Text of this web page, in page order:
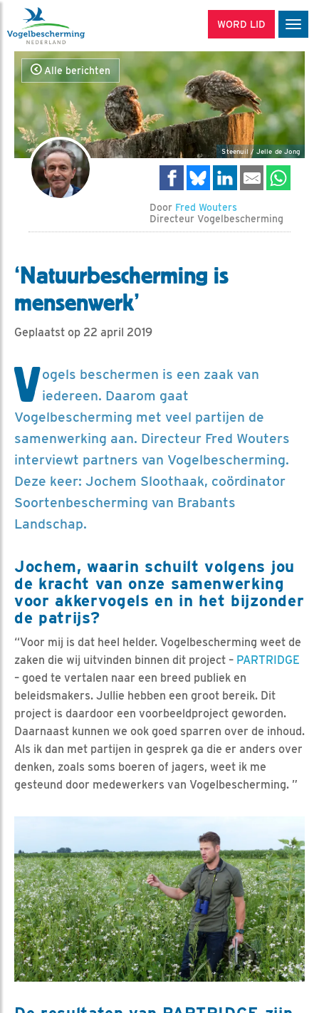
WORD LID
Alle berichten
Steenuil / Jelle de Jong
Door Fred Wouters
Directeur Vogelbescherming
‘Natuurbescherming is
mensenwerk’
Geplaatst op 22 april 2019
Vogels beschermen is een zaak van
iedereen. Daarom gaat
Vogelbescherming met veel partijen de
samenwerking aan. Directeur Fred Wouters
interviewt partners van Vogelbescherming.
Deze keer: Jochem Sloothaak, coördinator
Soortenbescherming van Brabants
Landschap.
Jochem, waarin schuilt volgens jou
de kracht van onze samenwerking
voor akkervogels en in het bijzonder
de patrijs?
“Voor mij is dat heel helder. Vogelbescherming weet de
zaken die wij uitvinden binnen dit project – PARTRIDGE
– goed te vertalen naar een breed publiek en
beleidsmakers. Jullie hebben een groot bereik. Dit
project is daardoor een voorbeeldproject geworden.
Daarnaast kunnen we ook goed sparren over de inhoud.
Als ik dan met partijen in gesprek ga die er anders over
denken, zoals soms boeren of jagers, weet ik me
gesteund door medewerkers van Vogelbescherming. ”